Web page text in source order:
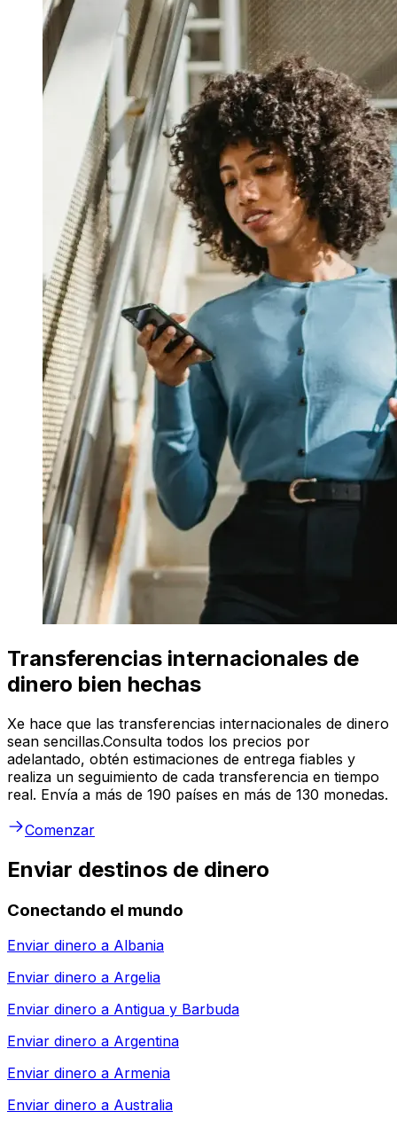
Transferencias internacionales de
dinero bien hechas
Xe hace que las transferencias internacionales de dinero
sean sencillas.Consulta todos los precios por
adelantado, obtén estimaciones de entrega fiables y
realiza un seguimiento de cada transferencia en tiempo
real. Envía a más de 190 países en más de 130 monedas.
Comenzar
Enviar destinos de dinero
Conectando el mundo
Enviar dinero a Albania
Enviar dinero a Argelia
Enviar dinero a Antigua y Barbuda
Enviar dinero a Argentina
Enviar dinero a Armenia
Enviar dinero a Australia